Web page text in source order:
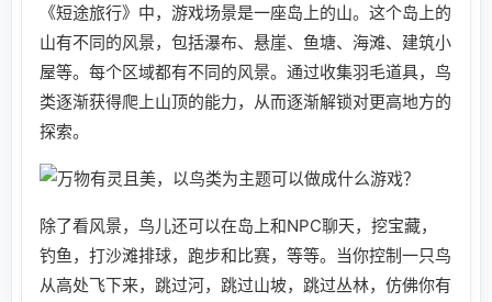
《短途旅行》中，游戏场景是一座岛上的山。这个岛上的
山有不同的风景，包括瀑布、悬崖、鱼塘、海滩、建筑小
屋等。每个区域都有不同的风景。通过收集羽毛道具，鸟
类逐渐获得爬上山顶的能力，从而逐渐解锁对更高地方的
探索。
除了看风景，鸟儿还可以在岛上和NPC聊天，挖宝藏，
钓鱼，打沙滩排球，跑步和比赛，等等。当你控制一只鸟
从高处飞下来，跳过河，跳过山坡，跳过丛林，仿佛你有